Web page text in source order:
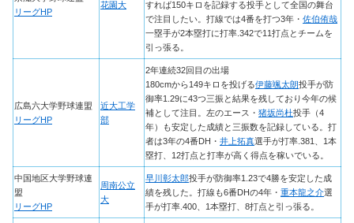
リーグHP
花園大
すれば150キロを記録する投手として全国の舞台
で注目したい。打線では4番を打つ3年・ 佐伯侑哉
一塁手が2本塁打に打率.342で11打点とチームを
引っ張る。
広島六大学野球連盟
リーグHP
近大工学
部
2年連続32回目の出場
180cmから149キロを投げる伊藤颯太朗投手が防
御率1.29に43つ三振と結果を残しており今年の候
補として注目。左のエース・ 猪坂尚杜投手（4
年）も安定した成績と三振数を記録している。打
者は3年の4番DH・ 井上拓真選手が打率.381、1本
塁打、12打点と打率が高く得点を稼いでいる。
中国地区大学野球連
盟
リーグHP
周南公立
大
早川彰太郎投手が防御率1.23で4勝を安定した成
績を残した。打線も6番DHの4年・ 重本龍之介選
手が打率.400、1本塁打、8打点と引っ張る。